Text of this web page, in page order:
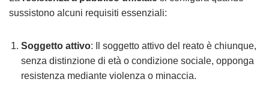
sussistono alcuni requisiti essenziali:
Soggetto attivo: Il soggetto attivo del reato è chiunque,
senza distinzione di età o condizione sociale, opponga
resistenza mediante violenza o minaccia.